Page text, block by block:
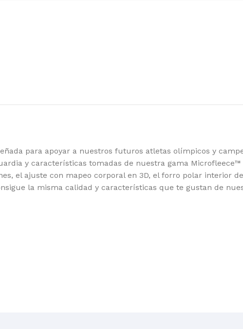
para apoyar a nuestros futuros atletas olímpicos y
y características tomadas de nuestra gama
el ajuste con mapeo corporal en 3D, el forro polar interior
la misma calidad y características que te gustan de